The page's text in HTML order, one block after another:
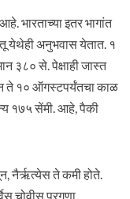
भारताच्या इतर भागांत
येथेही अनुभवास येतात. १
३८० से. पेक्षाही जास्त
ते १० ऑगस्टपर्यंतचा काळ
१७५ सेंमी. आहे, पैकी
नैर्ऋत्येस ते कमी होते.
चोवीस परगणा,